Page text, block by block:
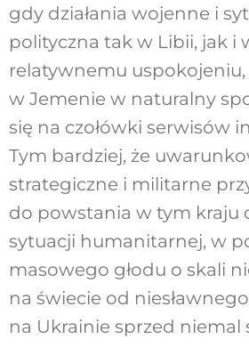
gdy działania wojenne i
polityczna tak w Libii, jak i
relatywnemu uspokojeniu,
w Jemenie w naturalny
się na czołówki serwisów
Tym bardziej, że
strategiczne i militarne
do powstania w tym kraju
sytuacji humanitarnej, w
masowego głodu o skali
na świecie od
na Ukrainie sprzed niemal